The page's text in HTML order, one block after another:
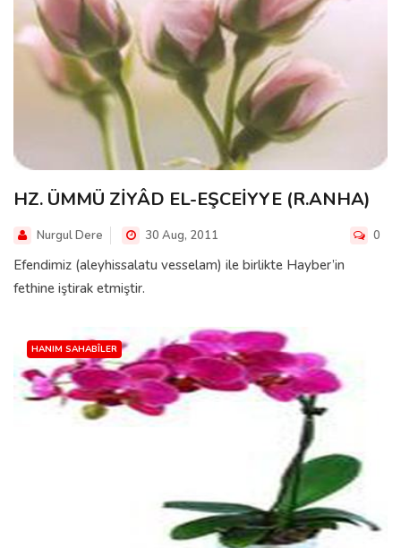
HZ. ÜMMÜ ZİYÂD EL-EŞCEİYYE (R.ANHA)
Nurgul Dere 30 Aug, 2011 0
Efendimiz (aleyhissalatu vesselam) ile birlikte Hayber’in
fethine iştirak etmiştir.
HANIM SAHABÎLER